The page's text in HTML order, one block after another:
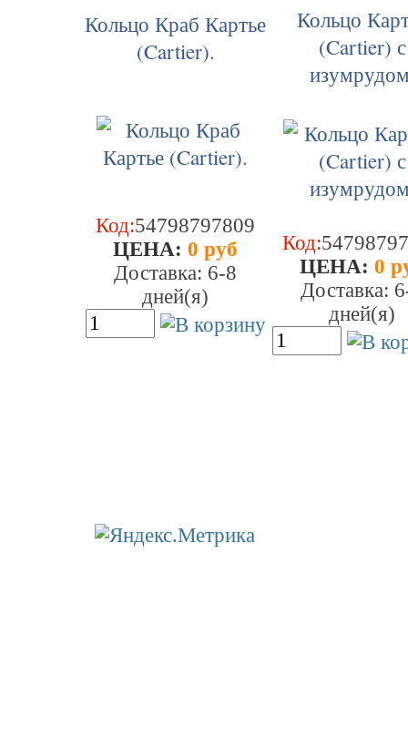
Кольцо Краб Картье
(Cartier).
Код:54798797809
ЦEHA: 0 руб
Доставка: 6-8
дней(я)
Кольцо
(Cartier) с
Код:
ЦEHA: 0
Доставка:
дней(я)